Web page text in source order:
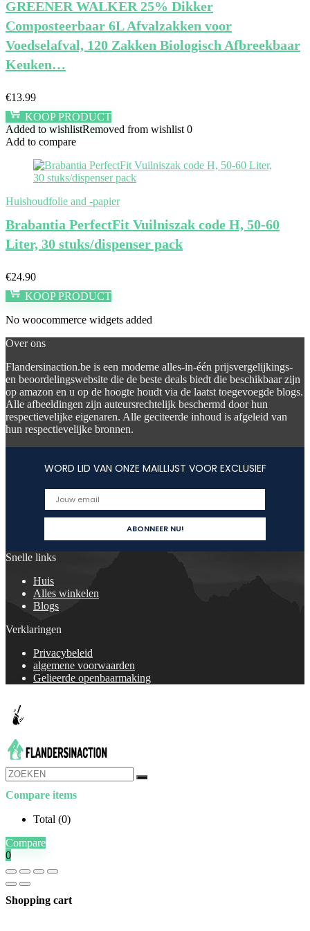
GREENER WALKER 25% Dikker
Composteerbaar 6L Afvalzakken voor
Voedselafval, 120 Zakken Biologisch Afbreekbaar
Keuken…
€13.99
KOOP PRODUCT
Added to wishlistRemoved from wishlist 0
Add to compare
Huishoudfolie and -papier
Brabantia PerfectFit Vuilniszak code H, 50-60
Liter, 30 stuks/dispenser pack
€24.90
KOOP PRODUCT
No woocommerce widgets added
Over ons
Flandersinaction.be is een moderne alles-in-één prijsvergelijkings-
en beoordelingswebsite die de beste deals biedt die beschikbaar zijn
op amazon en u op de hoogte houdt via de laatst toegevoegde blogs.
Alle afbeeldingen zijn auteursrechtelijk beschermd door hun
respectievelijke eigenaren. Alle geciteerde inhoud is afgeleid van
hun respectievelijke bronnen.
WORD LID VAN ONZE MAILLIJST VOOR EXCLUSIEF
Snelle links
Huis
Alles winkelen
Blogs
Verklaringen
Privacybeleid
algemene voorwaarden
Gelieerde openbaarmaking
Compare items
Total (0)
Compare
0
Shopping cart